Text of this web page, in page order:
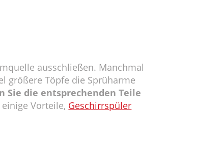
ausschließen. Manchmal
größere Töpfe die Sprüharme
Sie die entsprechenden Teile
Vorteile, Geschirrspüler